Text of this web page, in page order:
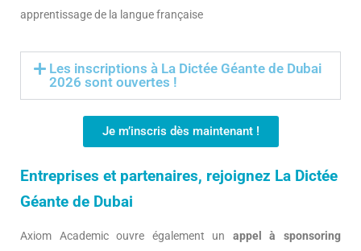
apprentissage de la langue française
Les inscriptions à La Dictée Géante de Dubai
2026 sont ouvertes !
Je m’inscris dès maintenant !
Entreprises et partenaires, rejoignez La Dictée
Géante de Dubai
Axiom Academic ouvre également un appel à sponsoring